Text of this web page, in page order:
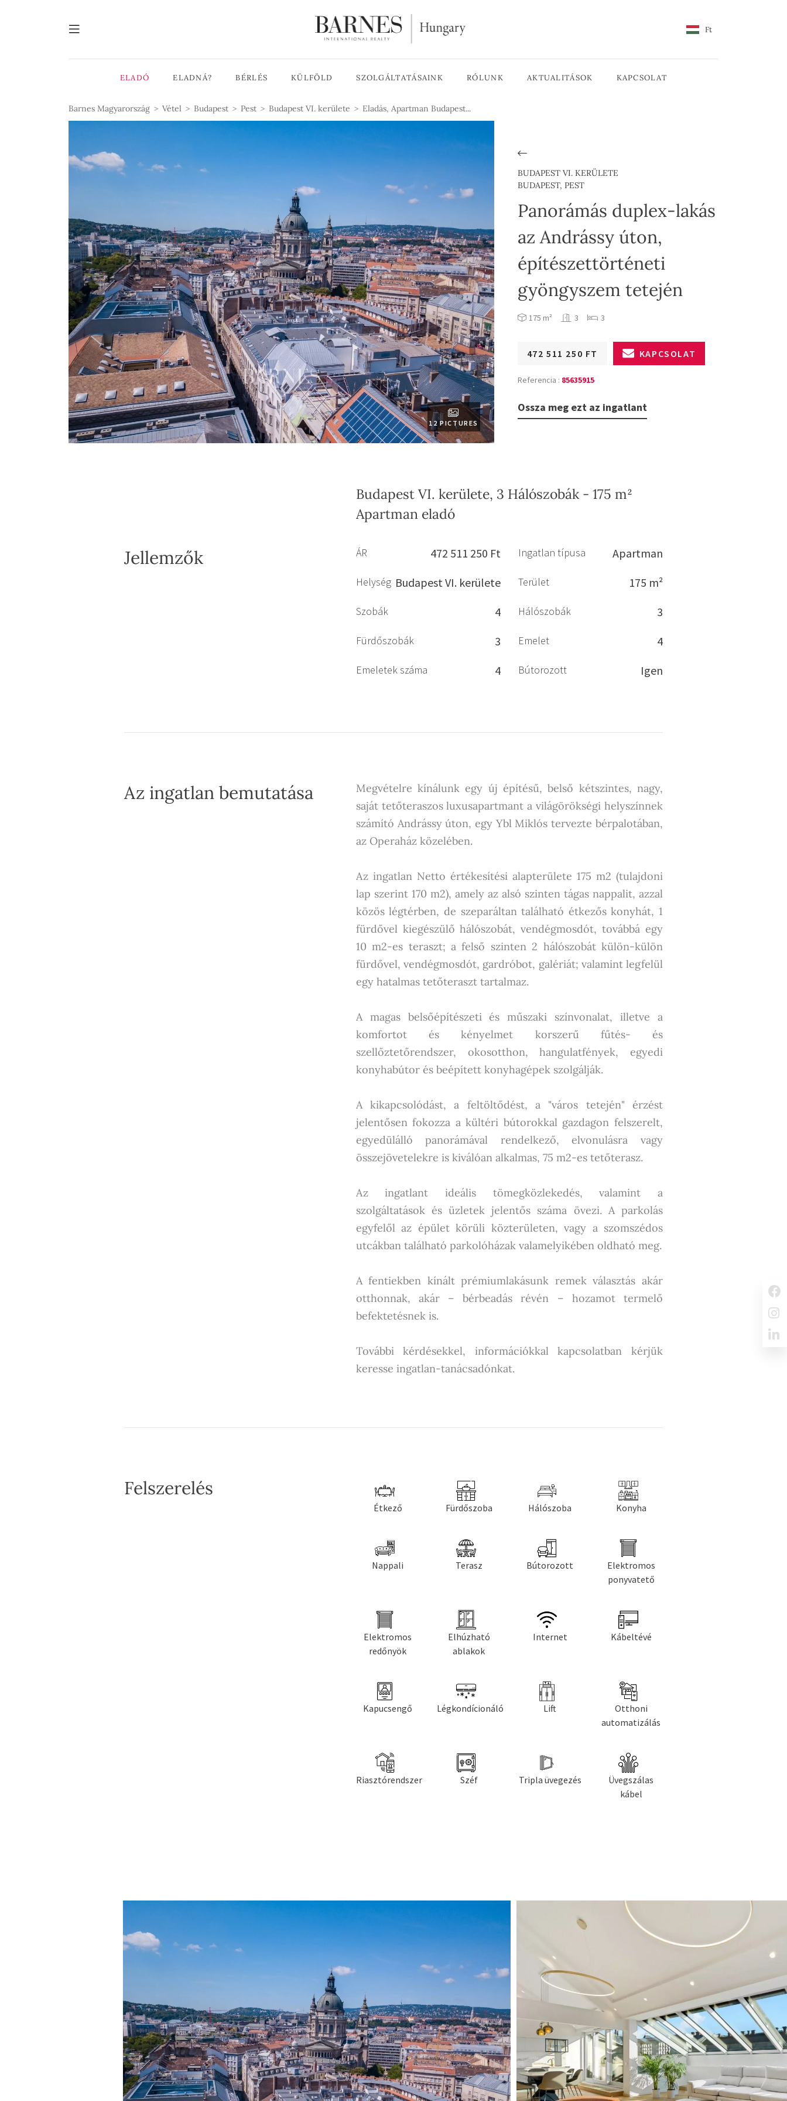
Ft
ELADÓ ELADNÁ? BÉRLÉS KÜLFÖLD SZOLGÁLTATÁSAINK RÓLUNK AKTUALITÁSOK KAPCSOLAT
Barnes Magyarország Vétel Budapest Pest Budapest VI. kerülete Eladás, Apartman Budapest...
12 PICTURES
BUDAPEST VI. KERÜLETE
BUDAPEST, PEST
Panorámás duplex-lakás
az Andrássy úton,
építészettörténeti
gyöngyszem tetején
175 m² 3 3
472 511 250 FT KAPCSOLAT
Referencia : 85635915
Ossza meg ezt az ingatlant
Budapest VI. kerülete, 3 Hálószobák - 175 m²
Apartman eladó
Jellemzők ÁR 472 511 250 Ft Ingatlan típusa Apartman
Helység Budapest VI. kerülete Terület 175 m²
Szobák 4 Hálószobák 3
Fürdőszobák 3 Emelet 4
Emeletek száma 4 Bútorozott Igen
Az ingatlan bemutatása
Megvételre kínálunk egy új építésű, belső kétszintes, nagy,
saját tetőteraszos luxusapartmant a világörökségi helyszínnek
számító Andrássy úton, egy Ybl Miklós tervezte bérpalotában,
az Operaház közelében.
Az ingatlan Netto értékesítési alapterülete 175 m2 (tulajdoni
lap szerint 170 m2), amely az alsó szinten tágas nappalit, azzal
közös légtérben, de szeparáltan található étkezős konyhát, 1
fürdővel kiegészülő hálószobát, vendégmosdót, továbbá egy
10 m2-es teraszt; a felső szinten 2 hálószobát külön-külön
fürdővel, vendégmosdót, gardróbot, galériát; valamint legfelül
egy hatalmas tetőteraszt tartalmaz.
A magas belsőépítészeti és műszaki színvonalat, illetve a
komfortot és kényelmet korszerű fűtés- és
szellőztetőrendszer, okosotthon, hangulatfények, egyedi
konyhabútor és beépített konyhagépek szolgálják.
A kikapcsolódást, a feltöltődést, a "város tetején" érzést
jelentősen fokozza a kültéri bútorokkal gazdagon felszerelt,
egyedülálló panorámával rendelkező, elvonulásra vagy
összejövetelekre is kiválóan alkalmas, 75 m2-es tetőterasz.
Az ingatlant ideális tömegközlekedés, valamint a
szolgáltatások és üzletek jelentős száma övezi. A parkolás
egyfelől az épület körüli közterületen, vagy a szomszédos
utcákban található parkolóházak valamelyikében oldható meg.
A fentiekben kínált prémiumlakásunk remek választás akár
otthonnak, akár – bérbeadás révén – hozamot termelő
befektetésnek is.
További kérdésekkel, információkkal kapcsolatban kérjük
keresse ingatlan-tanácsadónkat.
Felszerelés
Étkező Fürdőszoba Hálószoba Konyha
Nappali Terasz Bútorozott
Elektromos
ponyvatető
Elektromos
redőnyök
Elhúzható
ablakok
Internet Kábeltévé
Kapucsengő Légkondícionáló Lift
Otthoni
automatizálás
Riasztórendszer Széf Tripla üvegezés
Üvegszálas
kábel